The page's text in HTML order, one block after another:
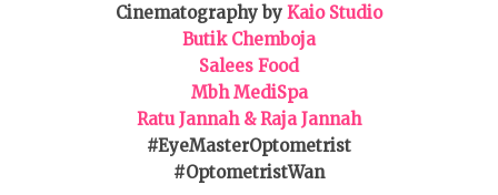
Cinematography by Kaio Studio
Butik Chemboja
Salees Food
Mbh MediSpa
Ratu Jannah & Raja Jannah
#EyeMasterOptometrist
#OptometristWan